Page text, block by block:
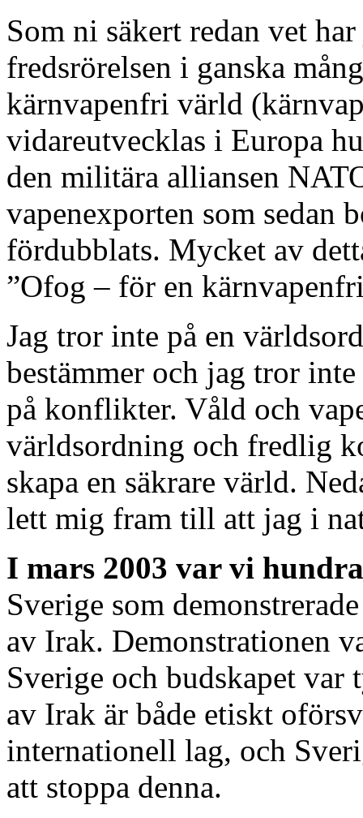
Som ni säkert redan vet
fredsrörelsen i ganska
kärnvapenfri värld
vidareutvecklas i Europa
den militära alliansen
vapenexporten som sedan
fördubblats. Mycket av
”Ofog – för en
Jag tror inte på en
bestämmer och jag tror
på konflikter. Våld och
världsordning och fredlig
skapa en säkrare värld.
lett mig fram till att jag i
I mars 2003 var vi
Sverige som
av Irak. Demonstrationen
Sverige och budskapet
av Irak är både etiskt
internationell lag, och
att stoppa denna.